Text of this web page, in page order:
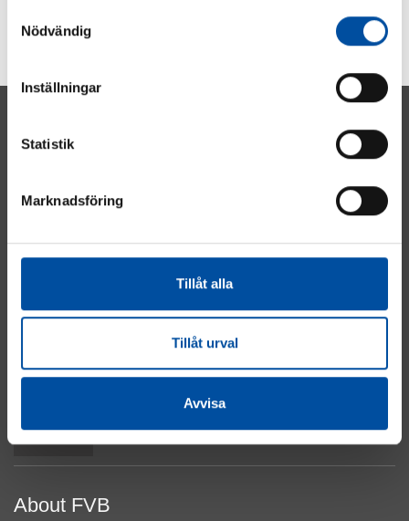
Nödvändig
Inställningar
Statistik
Marknadsföring
Tillåt alla
Tillåt urval
Avvisa
Energy
Real Estate
Water & Sewage
Privacy Policy
Top
About FVB